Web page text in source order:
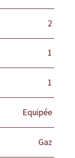
2
1
1
Equipée
Gaz